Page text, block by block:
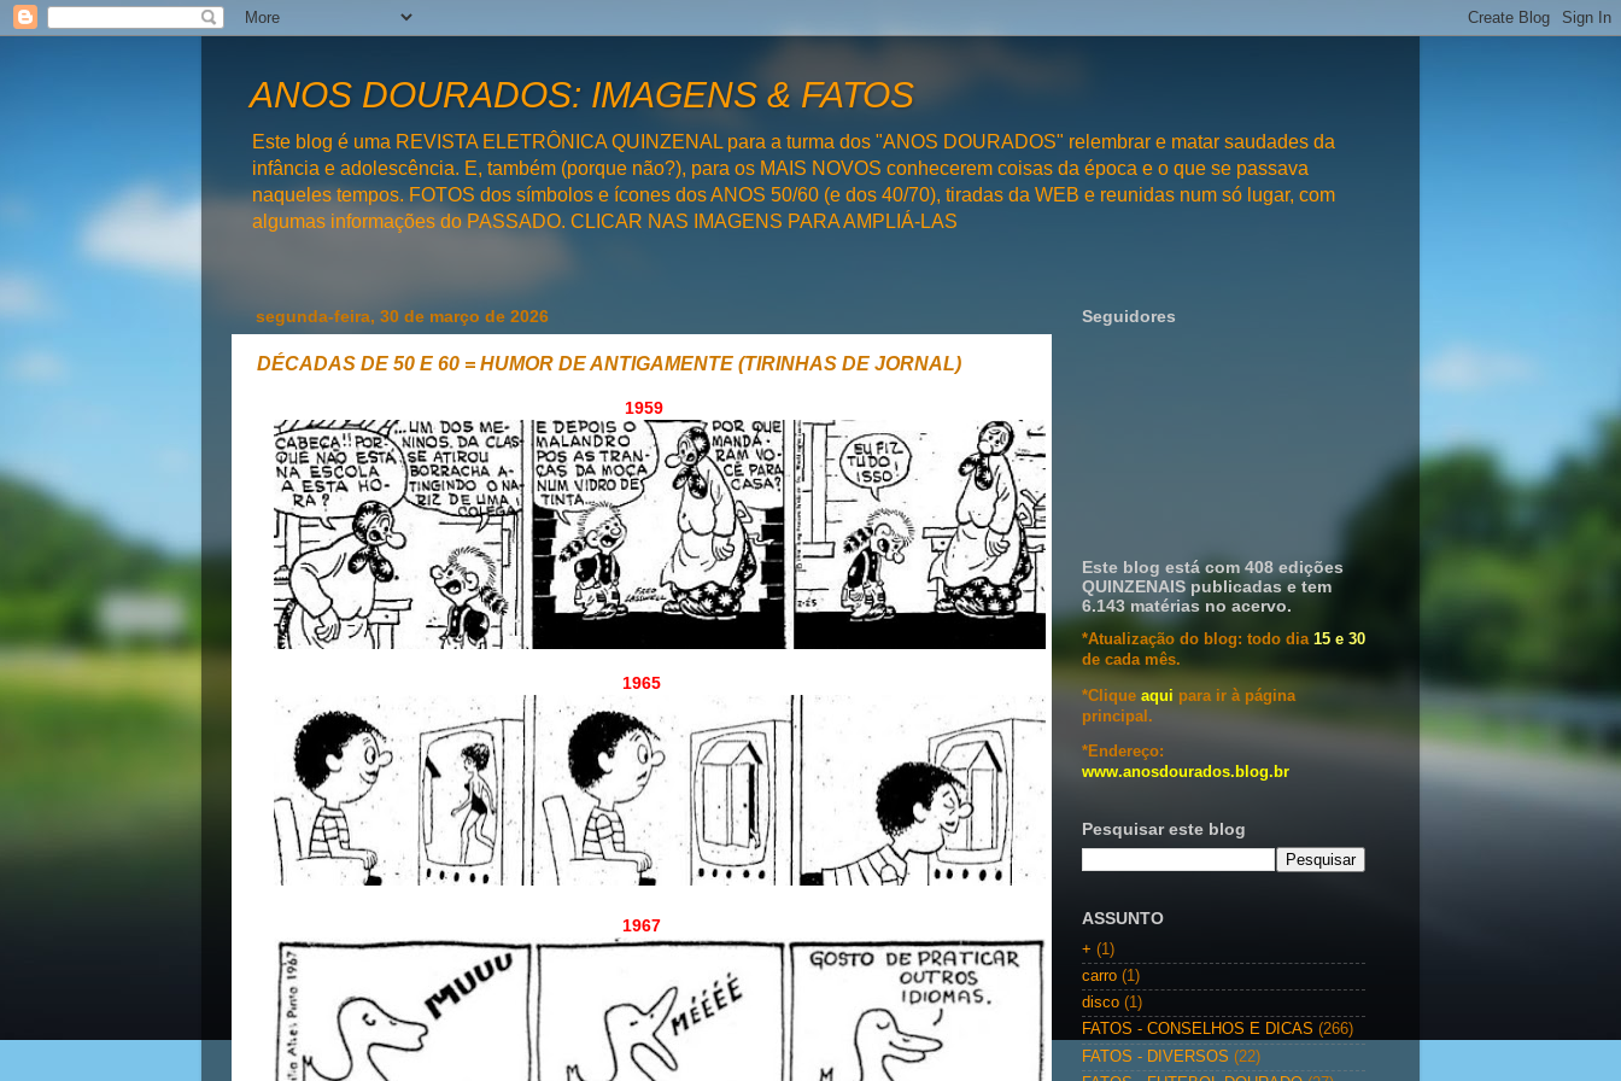
ANOS DOURADOS: IMAGENS & FATOS
Este blog é uma REVISTA ELETRÔNICA QUINZENAL para a turma dos "ANOS DOURADOS" relembrar e matar saudades da
infância e adolescência. E, também (porque não?), para os MAIS NOVOS conhecerem coisas da época e o que se passava
naqueles tempos. FOTOS dos símbolos e ícones dos ANOS 50/60 (e dos 40/70), tiradas da WEB e reunidas num só lugar, com
algumas informações do PASSADO. CLICAR NAS IMAGENS PARA AMPLIÁ-LAS
segunda-feira, 30 de março de 2026
DÉCADAS DE 50 E 60 = HUMOR DE ANTIGAMENTE (TIRINHAS DE JORNAL)
1959
1965
1967
Seguidores
Este blog está com 408 edições
QUINZENAIS publicadas e tem
6.143 matérias no acervo.
*Atualização do blog: todo dia 15 e 30
de cada mês.
*Clique aqui para ir à página
principal.
*Endereço:
www.anosdourados.blog.br
Pesquisar este blog
ASSUNTO
+ (1)
carro (1)
disco (1)
FATOS - CONSELHOS E DICAS (266)
FATOS - DIVERSOS (22)